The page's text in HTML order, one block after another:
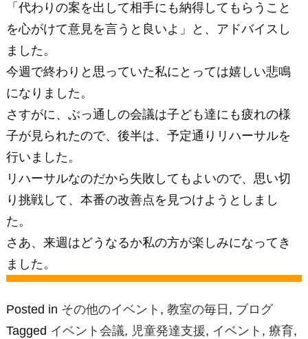
「代わりの案を出して相手にも納得してもらうこと
を心がけて意見を言うと良いよ」と、アドバイスし
ました。
今週で終わりと思っていた私にとっては嬉しい悲鳴
になりました。
さすがに、ぶっ通しの会議は子ども達にも疲れの様
子が見られたので、後半は、予定通りリハーサルを
行いました。
リハーサルなのだから失敗してもよいので、思い切
り挑戦して、本番の改善点を見つけようとしまし
た。
さあ、来週はどうなるか私の方が楽しみになってき
ました。
Posted in その他のイベント , 教室の毎日 , ブログ
Tagged イベント会議, 児童発達支援, イベント , 療育,